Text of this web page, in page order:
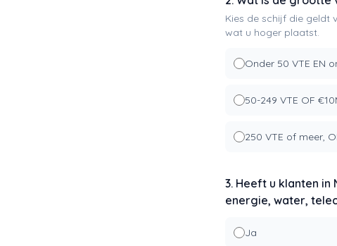
Kies de schijf die geldt
wat u hoger plaatst.
Onder 50 VTE EN
50-249 VTE OF
250 VTE of meer,
3. Heeft u klanten in
energie, water,
Ja